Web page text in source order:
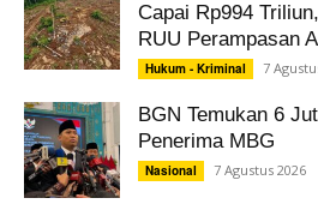
Capai Rp994
RUU Perampasan
Hukum - Kriminal 7
BGN Temukan 6
Penerima MBG
Nasional 7 Agustus 2026